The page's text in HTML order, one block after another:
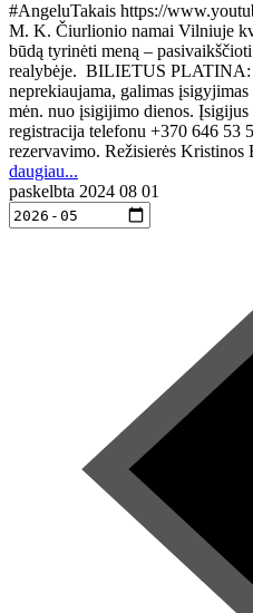
#AngeluTakais https://
M. K. Čiurlionio namai Vilniuje
būdą tyrinėti meną –
realybėje. BILIETUS PLATINA:
neprekiaujama, galimas
mėn. nuo įsigijimo dienos.
registracija telefonu +370 646 53
rezervavimo. Režisierės
daugiau...
paskelbta 2024 08 01